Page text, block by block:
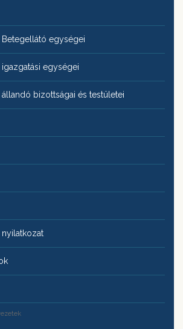
egységei
egységei
bizottságai és testületei